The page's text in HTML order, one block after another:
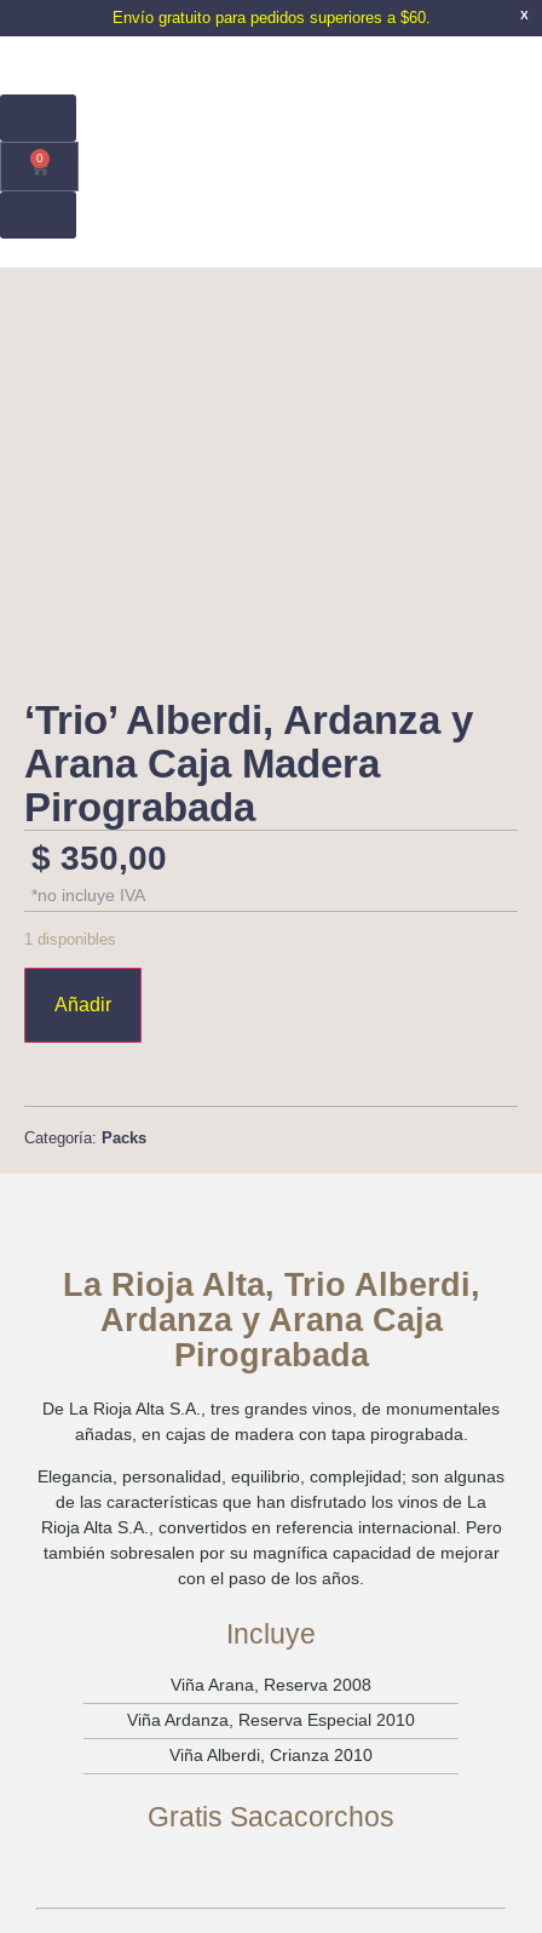
X
Envío gratuito para pedidos superiores a $60.
0
‘Trio’ Alberdi, Ardanza y
Arana Caja Madera
Pirograbada
$ 350,00
*no incluye IVA
1 disponibles
Añadir
Categoría: Packs
La Rioja Alta, Trio Alberdi,
Ardanza y Arana Caja
Pirograbada
De La Rioja Alta S.A., tres grandes vinos, de monumentales
añadas, en cajas de madera con tapa pirograbada.
Elegancia, personalidad, equilibrio, complejidad; son algunas
de las características que han disfrutado los vinos de La
Rioja Alta S.A., convertidos en referencia internacional. Pero
también sobresalen por su magnífica capacidad de mejorar
con el paso de los años.
Incluye
Viña Arana, Reserva 2008
Viña Ardanza, Reserva Especial 2010
Viña Alberdi, Crianza 2010
Gratis Sacacorchos